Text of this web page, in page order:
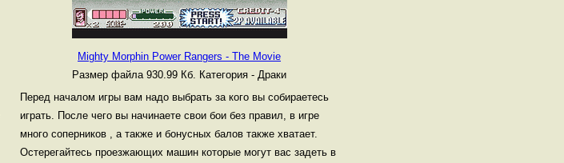
Mighty Morphin Power Rangers - The Movie
Размер файла 930.99 Кб. Категория - Драки
Перед началом игры вам надо выбрать за кого вы собираетесь
играть. После чего вы начинаете свои бои без правил, в игре
много соперников , а также и бонусных балов также хватает.
Остерегайтесь проезжающих машин которые могут вас задеть в